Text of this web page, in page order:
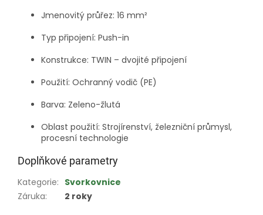
Jmenovitý průřez: 16 mm²
Typ připojení: Push-in
Konstrukce: TWIN – dvojité připojení
Použití: Ochranný vodič (PE)
Barva: Zeleno-žlutá
Oblast použití: Strojírenství, železniční průmysl,
procesní technologie
Doplňkové parametry
Kategorie: Svorkovnice
Záruka: 2 roky